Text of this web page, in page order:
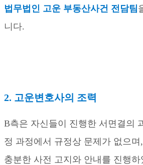
법무법인 고운 부동산사건 전담팀
니다.
2. 고운변호사의 조력
B측은 자신들이 진행한 서면결의
정 과정에서 규정상 문제가 없으며 ,
충분한 사전 고지와 안내를 진행